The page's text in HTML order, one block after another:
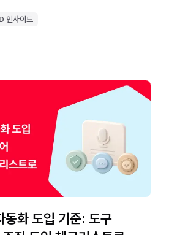
인사이트
화 도입 기준: 도구